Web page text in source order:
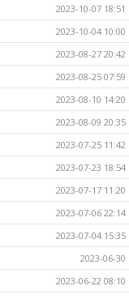
2023-10-07 18:51
2023-10-04 10:00
2023-08-27 20:42
2023-08-25 07:59
2023-08-10 14:20
2023-08-09 20:35
2023-07-25 11:42
2023-07-23 18:54
2023-07-17 11:20
2023-07-06 22:14
2023-07-04 15:35
2023-06-30
2023-06-22 08:10